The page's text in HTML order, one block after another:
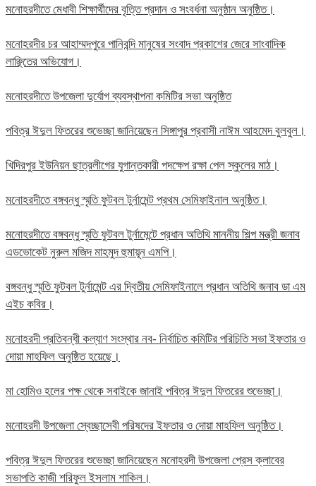
মনোহরদীতে মেধাবী শিক্ষার্থীদের বৃত্তি প্রদান ও সংবর্ধনা অনুষ্ঠান অনুষ্ঠিত।
মনোহরদীর চর আহাম্মদপুরে পানিবন্দি মানুষের সংবাদ প্রকাশের জেরে সাংবাদিক
লাঞ্ছিতের অভিযোগ।
মনোহরদীতে উপজেলা দুর্যোগ ব্যবস্থাপনা কমিটির সভা অনুষ্ঠিত
পবিত্র ঈদুল ফিতরের শুভেচ্ছা জানিয়েছেন সিঙ্গাপুর প্রবাসী নাঈম আহমেদ বুলবুল।
খিদিরপুর ইউনিয়ন ছাত্রলীগের যুগান্তকারী পদক্ষেপ রক্ষা পেল স্কুলের মাঠ।
মনোহরদীতে বঙ্গবন্ধু স্মৃতি ফুটবল টুর্নামেন্ট প্রথম সেমিফাইনাল অনুষ্ঠিত।
মনোহরদীতে বঙ্গবন্ধু স্মৃতি ফুটবল টুর্নামেন্টে প্রধান অতিথি মাননীয় শিল্প মন্ত্রী জনাব
এডভোকেট নুরুল মজিদ মাহমুদ হুমায়ূন এমপি।
বঙ্গবন্ধু স্মৃতি ফুটবল টুর্নামেন্ট এর দ্বিতীয় সেমিফাইনালে প্রধান অতিথি জনাব ডা এম
এইচ কবির।
মনোহরদী প্রতিবন্ধী কল্যাণ সংস্থার নব- নির্বাচিত কমিটির পরিচিতি সভা ইফতার ও
দোয়া মাহফিল অনুষ্ঠিত হয়েছে।
মা হোমিও হলের পক্ষ থেকে সবাইকে জানাই পবিত্র ঈদুল ফিতরের শুভেচ্ছা।
মনোহরদী উপজেলা স্বেচ্ছাসেবী পরিষদের ইফতার ও দোয়া মাহফিল অনুষ্ঠিত।
পবিত্র ঈদুল ফিতরের শুভেচ্ছা জানিয়েছেন মনোহরদী উপজেলা প্রেস ক্লাবের
সভাপতি কাজী শরিফুল ইসলাম শাকিল।